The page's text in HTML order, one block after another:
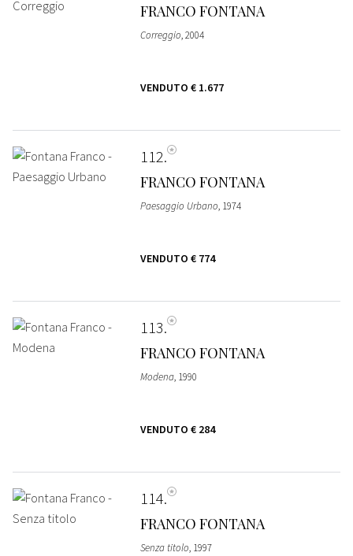
FRANCO FONTANA
Correggio, 2004
VENDUTO € 1.677
112
FRANCO FONTANA
Paesaggio Urbano, 1974
VENDUTO € 774
113
FRANCO FONTANA
Modena, 1990
VENDUTO € 284
114
FRANCO FONTANA
Senza titolo, 1997